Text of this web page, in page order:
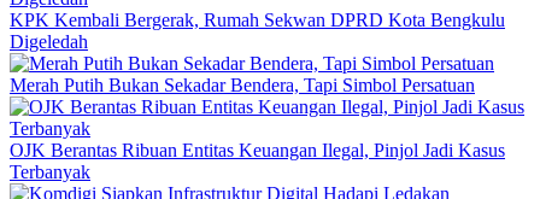
KPK Kembali Bergerak, Rumah Sekwan DPRD Kota Bengkulu
Digeledah
Merah Putih Bukan Sekadar Bendera, Tapi Simbol Persatuan
OJK Berantas Ribuan Entitas Keuangan Ilegal, Pinjol Jadi Kasus
Terbanyak